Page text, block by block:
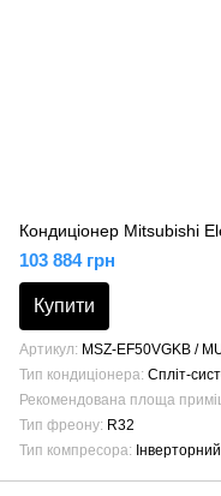
Кондиціонер Mitsubishi
103 884 грн
Купити
Артикул
MSZ-EF50VGKB /
Тип кондиціонера Спліт-
Рекомендована площа
Тип фреону R32
Тип компресора
Інверторний